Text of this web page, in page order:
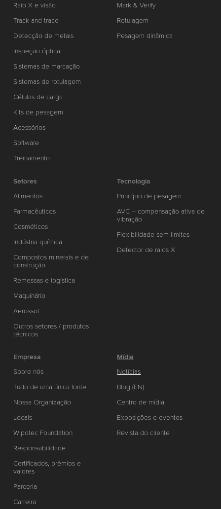
Raio X e visão
Track and trace
Detecção de metais
Inspeção óptica
Sistemas de marcação
Sistemas de rotulagem
Células de carga
Kits de pesagem
Acessórios
Software
Treinamento
Mark & Verify
Rotulagem
Pesagem dinâmica
Setores
Alimentos
Farmacêuticos
Cosméticos
Indústria química
Compostos minerais e de
construção
Remessas e logística
Maquinário
Aerossol
Outros setores / produtos
técnicos
Tecnologia
Princípio de pesagem
AVC – compensação ativa de
vibração
Flexibilidade sem limites
Detector de raios X
Empresa
Sobre nós
Tudo de uma única fonte
Nossa Organização
Locais
Wipotec Foundation
Responsabilidade
Certificados, prêmios e
valores
Parceria
Carreira
Mídia
Notícias
Blog (EN)
Centro de mídia
Exposições e eventos
Revista do cliente